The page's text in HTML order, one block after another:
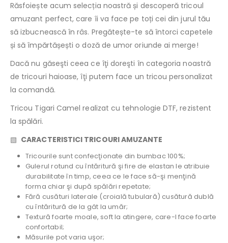
Răsfoiește acum selecția noastră și descoperă tricoul
amuzant perfect, care îi va face pe toți cei din jurul tău
să izbucnească în râs. Pregătește-te să întorci capetele
și să împărtășești o doză de umor oriunde ai merge!
Dacă nu găseşti ceea ce îţi doreşti în categoria noastră
de tricouri haioase, îţi putem face un tricou personalizat
la comandă.
Tricou Tigari Camel realizat cu tehnologie DTF, rezistent
la spălări.
▧ CARACTERISTICI TRICOURI AMUZANTE
Tricourile sunt confecţionate din bumbac 100%;
Gulerul rotund cu întăritură şi fire de elastan le atribuie
durabilitate în timp, ceea ce le face să-şi menţină
forma chiar şi după spălări repetate;
Fără cusături laterale (croială tubulară) cusătură dublă
cu întăritură de la gât la umăr;
Textură foarte moale, soft la atingere, care-l face foarte
confortabil;
Măsurile pot varia uşor;